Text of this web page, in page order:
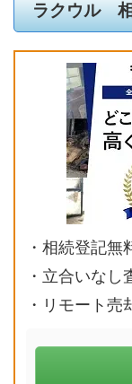
ラクウル
・相続登記無
・立合いなし
・リモート売